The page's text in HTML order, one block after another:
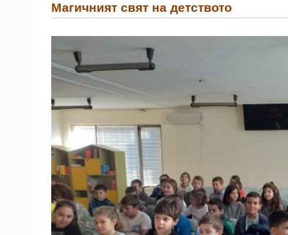
Магичният свят на детството